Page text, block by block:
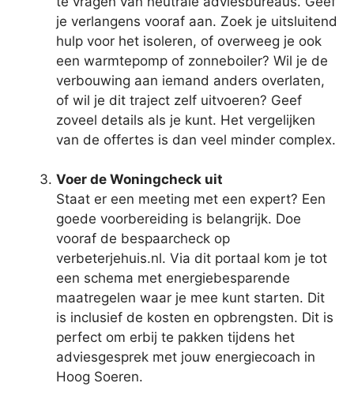
je verlangens vooraf aan. Zoek je uitsluitend
hulp voor het isoleren, of overweeg je ook
een warmtepomp of zonneboiler? Wil je de
verbouwing aan iemand anders overlaten,
of wil je dit traject zelf uitvoeren? Geef
zoveel details als je kunt. Het vergelijken
van de offertes is dan veel minder complex.
Voer de Woningcheck uit
Staat er een meeting met een expert? Een
goede voorbereiding is belangrijk. Doe
vooraf de bespaarcheck op
verbeterjehuis.nl. Via dit portaal kom je tot
een schema met energiebesparende
maatregelen waar je mee kunt starten. Dit
is inclusief de kosten en opbrengsten. Dit is
perfect om erbij te pakken tijdens het
adviesgesprek met jouw energiecoach in
Hoog Soeren.